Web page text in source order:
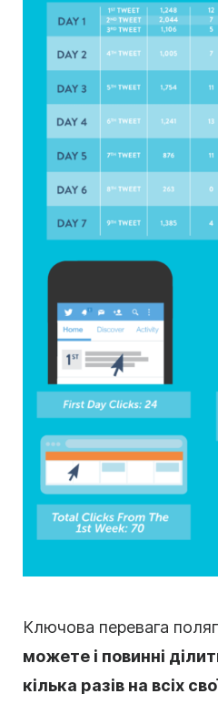
Ключова перевага
можете і повинні
кілька разів на всіх